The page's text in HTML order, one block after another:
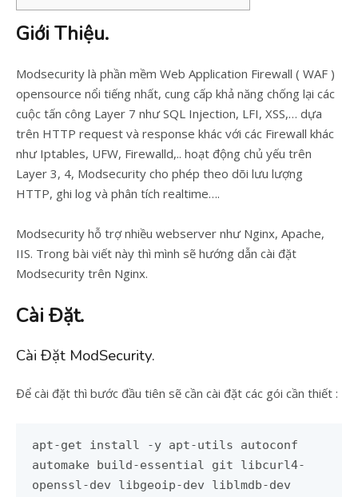
Giới Thiệu.
Modsecurity là phần mềm Web Application Firewall ( WAF )
opensource nổi tiếng nhất, cung cấp khả năng chống lại các
cuộc tấn công Layer 7 như SQL Injection, LFI, XSS,… dựa
trên HTTP request và response khác với các Firewall khác
như Iptables, UFW, Firewalld,.. hoạt động chủ yếu trên
Layer 3, 4, Modsecurity cho phép theo dõi lưu lượng
HTTP, ghi log và phân tích realtime….
Modsecurity hỗ trợ nhiều webserver như Nginx, Apache,
IIS. Trong bài viết này thì mình sẽ hướng dẫn cài đặt
Modsecurity trên Nginx.
Cài Đặt.
Cài Đặt ModSecurity.
Để cài đặt thì bước đầu tiên sẽ cần cài đặt các gói cần thiết :
apt-get install -y apt-utils autoconf
automake build-essential git libcurl4-
openssl-dev libgeoip-dev liblmdb-dev